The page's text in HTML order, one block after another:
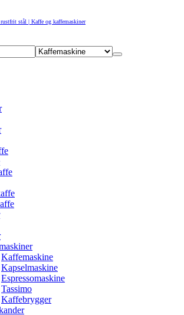
stål | Kaffe og kaffemaskiner
Kaffemaskine
Kapselmaskine
Espressomaskine
Tassimo
Kaffebrygger